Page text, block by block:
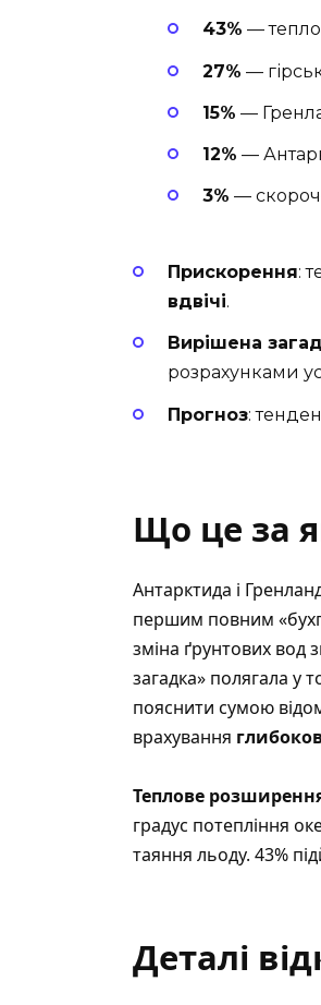
43% —
27% —
15% —
12% —
3% —
Прискорення:
вдвічі.
Вирішена
розрахунками
Прогноз:
Що це за
Антарктида і
першим повним
зміна ґрунтових вод
загадка» полягала у
пояснити сумою
врахування
Теплове
градус потепління
таяння льоду. 43%
Деталі